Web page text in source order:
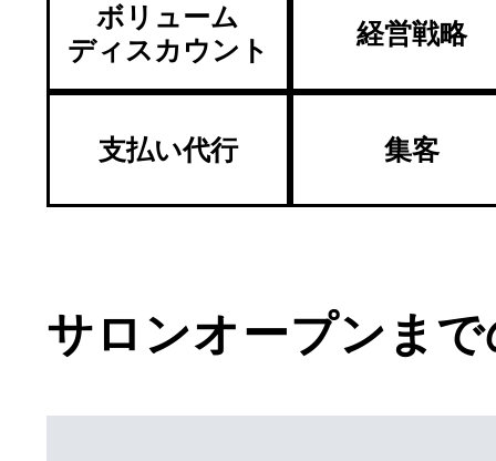
ボリューム
ディスカウント
経営戦略
支払い代行 集客
サロンオープンま